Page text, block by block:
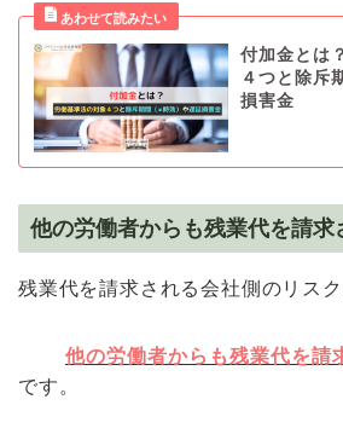
付加金とは
４つと除斥
損害金
他の労働者からも残業代を請求
残業代を請求される会社側のリスク
他の労働者からも残業代を請
です。